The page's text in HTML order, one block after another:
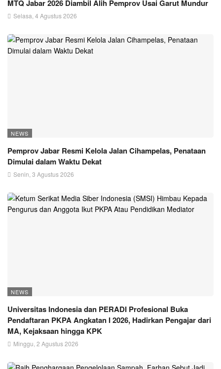
MTQ Jabar 2026 Diambil Alih Pemprov Usai Garut Mundur
Selasa, 4 Agustus 2026
NEWS
Pemprov Jabar Resmi Kelola Jalan Cihampelas, Penataan
Dimulai dalam Waktu Dekat
Senin, 3 Agustus 2026
NEWS
Universitas Indonesia dan PERADI Profesional Buka
Pendaftaran PKPA Angkatan I 2026, Hadirkan Pengajar dari
MA, Kejaksaan hingga KPK
Minggu, 2 Agustus 2026